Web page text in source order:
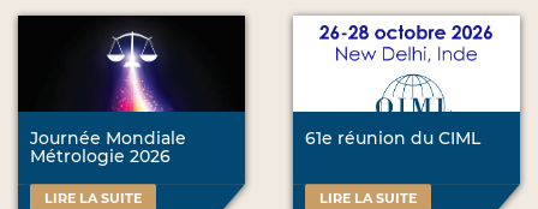
Journée Mondiale
Métrologie 2026
LIRE LA SUITE
61e réunion du CIML
LIRE LA SUITE